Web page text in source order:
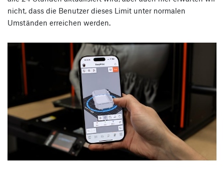
nicht, dass die Benutzer dieses Limit unter normalen
Umständen erreichen werden.